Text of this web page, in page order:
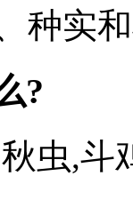
种实
?
虫,斗